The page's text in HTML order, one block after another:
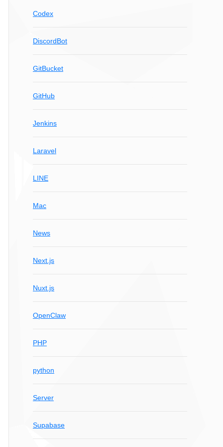
Codex
DiscordBot
GitBucket
GitHub
Jenkins
Laravel
LINE
Mac
News
Next.js
Nuxt.js
OpenClaw
PHP
python
Server
Supabase